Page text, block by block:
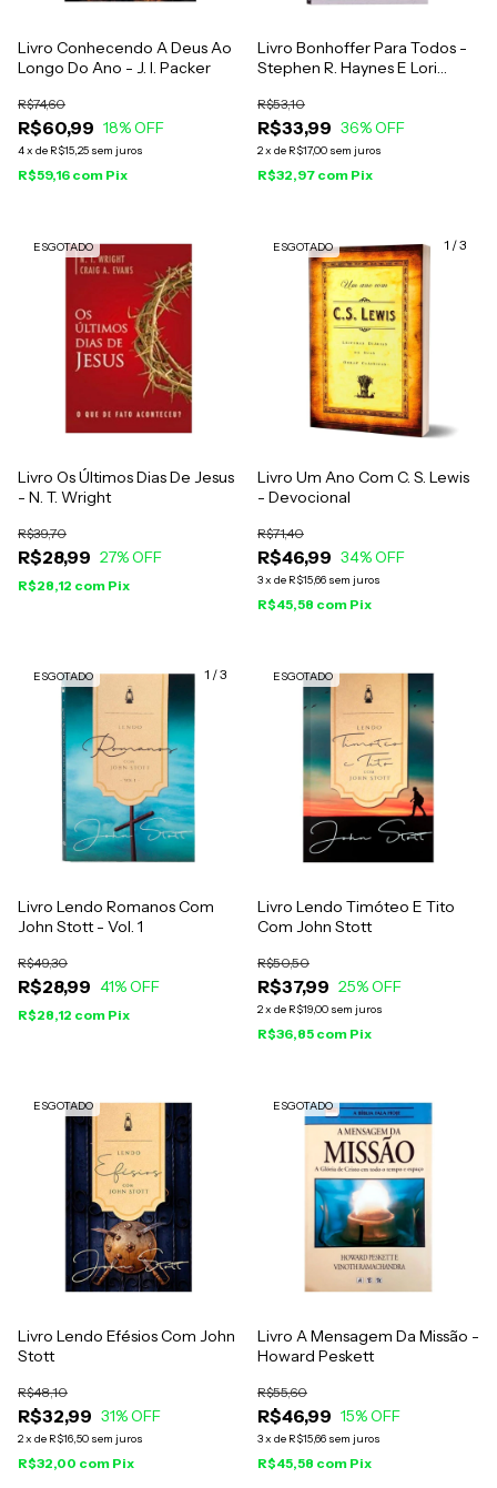
Livro Conhecendo A Deus Ao
Longo Do Ano - J. I. Packer
R$60,99
R$74,60
18% OFF
4x de R$15,25 sem juros
R$59,16 com Pix
Livro Bonhoffer Para Todos -
Stephen R. Haynes E Lori
R$33,99
R$53,10
36% OFF
2x de R$17,00 sem juros
R$32,97 com Pix
ESGOTADO
Livro Os Últimos Dias De Jesus
- N. T. Wright
R$28,99
R$39,70
27% OFF
R$28,12 com Pix
1 /3
ESGOTADO
Livro Um Ano Com C. S. Lewis
- Devocional
R$46,99
R$71,40
34% OFF
3x de R$15,66 sem juros
R$45,58 com Pix
1 /3
ESGOTADO
Livro Lendo Romanos Com
John Stott - Vol. 1
R$28,99
R$49,30
41% OFF
R$28,12 com Pix
ESGOTADO
Livro Lendo Timóteo E Tito
Com John Stott
R$37,99
R$50,50
25% OFF
2x de R$19,00 sem juros
R$36,85 com Pix
ESGOTADO
Livro Lendo Efésios Com John
Stott
R$32,99
R$48,10
31% OFF
2x de R$16,50 sem juros
R$32,00 com Pix
ESGOTADO
Livro A Mensagem Da Missão -
Howard Peskett
R$46,99
R$55,60
15% OFF
3x de R$15,66 sem juros
R$45,58 com Pix